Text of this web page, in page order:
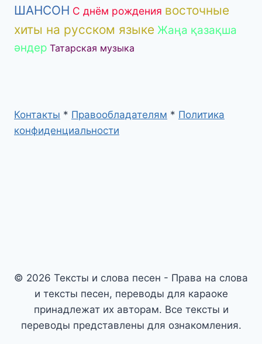
ШАНСОН С днём рождения восточные
хиты на русском языке Жаңа қазақша
әндер Татарская музыка
Контакты * Правообладателям * Политика
конфиденциальности
© 2026 Тексты и слова песен - Права на слова
и тексты песен, переводы для караоке
принадлежат их авторам. Все тексты и
переводы представлены для ознакомления.